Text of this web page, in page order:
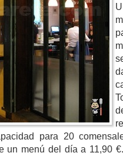
para 20
un menú del día a 11,90